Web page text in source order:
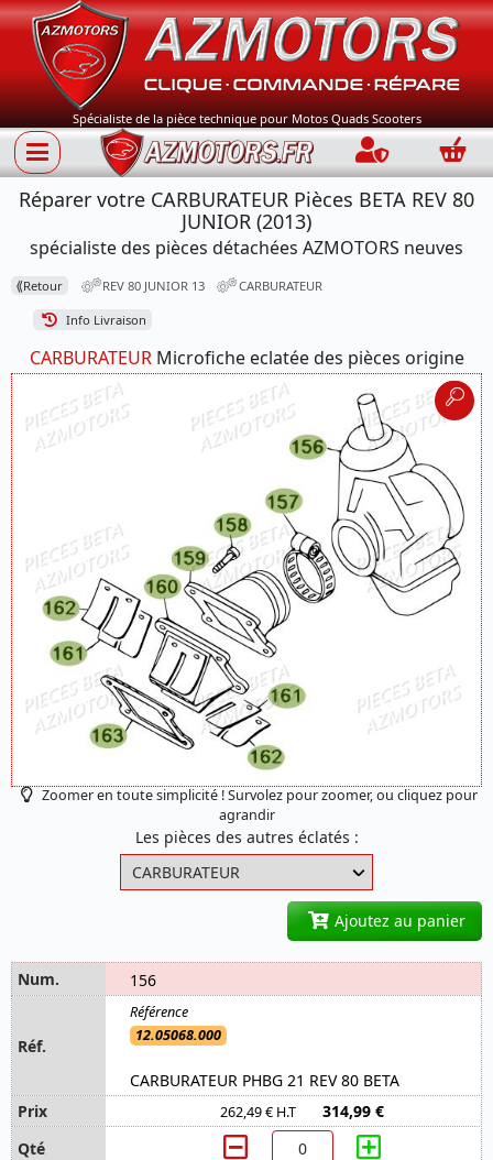
Spécialiste de la pièce technique pour Motos Quads Scooters
Connection
Réparer votre CARBURATEUR Pièces BETA REV 80
JUNIOR (2013)
spécialiste des pièces détachées AZMOTORS neuves
⟪Retour REV 80 JUNIOR 13 CARBURATEUR
Info Livraison
CARBURATEURMicrofiche eclatée des pièces origine
Zoomer en toute simplicité ! Survolez pour zoomer, ou cliquez pour
agrandir
Les pièces des autres éclatés :
Ajoutez au panier
156
12.05068.000
CARBURATEUR PHBG 21 REV 80 BETA
262,49 € H.T 314,99 €